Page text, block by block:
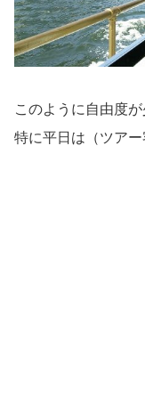
このように自由度
特に平日は（ツアー